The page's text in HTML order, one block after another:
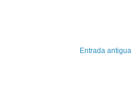
Entrada antigua